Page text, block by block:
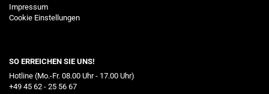
Impressum
Cookie Einstellungen
SO ERREICHEN SIE UNS!
Hotline (Mo.-Fr. 08.00 Uhr - 17.00 Uhr)
+49 45 62 - 25 56 67